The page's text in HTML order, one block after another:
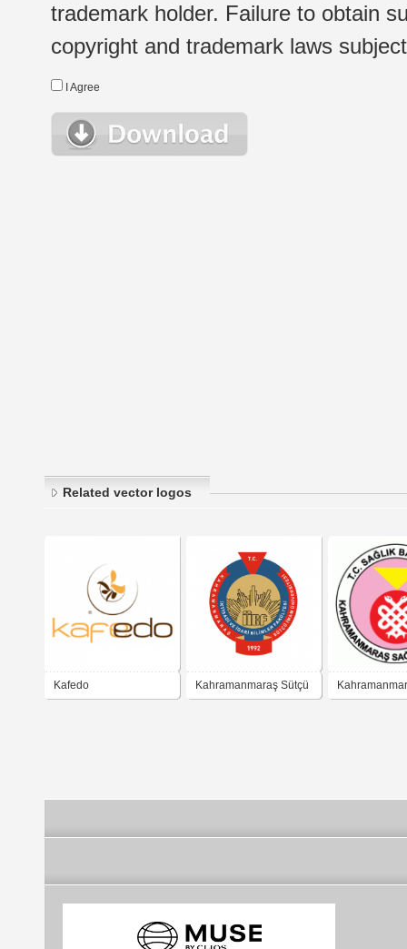
trademark holder. Failure to obtain
copyright and trademark laws
I Agree
Related vector logos
Kafedo Kahramanmaraş Sütçü